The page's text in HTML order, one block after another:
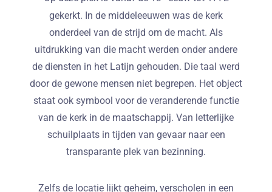
gekerkt. In de middeleeuwen was de kerk
onderdeel van de strijd om de macht. Als
uitdrukking van die macht werden onder andere
de diensten in het Latijn gehouden. Die taal werd
door de gewone mensen niet begrepen. Het object
staat ook symbool voor de veranderende functie
van de kerk in de maatschappij. Van letterlijke
schuilplaats in tijden van gevaar naar een
transparante plek van bezinning.
Zelfs de locatie lijkt geheim, verscholen in een